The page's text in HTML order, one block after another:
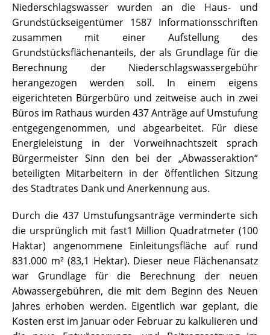
Niederschlagswasser wurden an die Haus- und
Grundstückseigentümer 1587 Informationsschriften
zusammen mit einer Aufstellung des
Grundstücksflächenanteils, der als Grundlage für die
Berechnung der Niederschlagswassergebühr
herangezogen werden soll. In einem eigens
eigerichteten Bürgerbüro und zeitweise auch in zwei
Büros im Rathaus wurden 437 Anträge auf Umstufung
entgegengenommen, und abgearbeitet. Für diese
Energieleistung in der Vorweihnachtszeit sprach
Bürgermeister Sinn den bei der „Abwasseraktion“
beteiligten Mitarbeitern in der öffentlichen Sitzung
des Stadtrates Dank und Anerkennung aus.
Durch die 437 Umstufungsanträge verminderte sich
die ursprünglich mit fast1 Million Quadratmeter (100
Haktar) angenommene Einleitungsfläche auf rund
831.000 m² (83,1 Hektar). Dieser neue Flächenansatz
war Grundlage für die Berechnung der neuen
Abwassergebühren, die mit dem Beginn des Neuen
Jahres erhoben werden. Eigentlich war geplant, die
Kosten erst im Januar oder Februar zu kalkulieren und